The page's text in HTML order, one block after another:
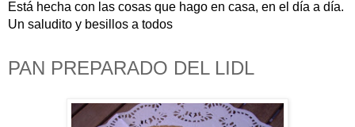
Está hecha con las cosas que hago en casa, en el día a día.
Un saludito y besillos a todos
PAN PREPARADO DEL LIDL